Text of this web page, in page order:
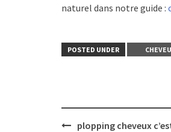
naturel dans notre guide :
POSTED UNDER
Postplopping cheveux